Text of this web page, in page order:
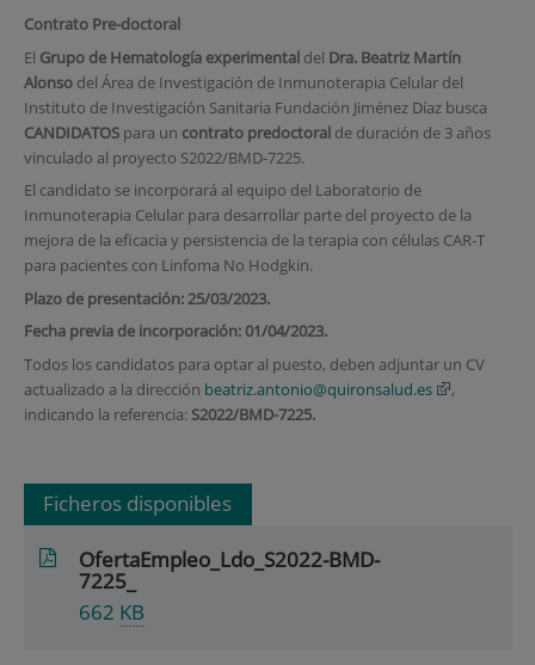
Contrato Pre-doctoral
El Grupo de Hematología experimentaldel Dra. Beatriz Martín
Alonsodel Área de Investigación de Inmunoterapia Celular del
Instituto de Investigación Sanitaria Fundación Jiménez Díaz busca
CANDIDATOSpara un contrato predoctoralde duración de 3 años
vinculado al proyecto S2022/BMD-7225.
El candidato se incorporará al equipo del Laboratorio de
Inmunoterapia Celular para desarrollar parte del proyecto de la
mejora de la eficacia y persistencia de la terapia con células CAR-T
para pacientes con Linfoma No Hodgkin.
Plazo de presentación: 25/03/2023.
Fecha previa de incorporación: 01/04/2023.
Todos los candidatos para optar al puesto, deben adjuntar un CV
actualizado a la dirección beatriz.antonio@quironsalud.es
,
indicando la referencia: S2022/BMD-7225.
Ficheros disponibles
OfertaEmpleo_Ldo_S2022-BMD-
7225_
662 KB